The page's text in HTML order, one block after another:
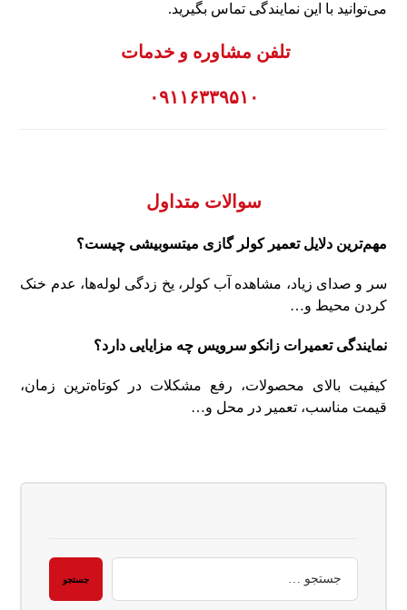
می‌توانید با این نمایندگی تماس بگیرید.
تلفن مشاوره و خدمات
۰۹۱۱۶۳۳۹۵۱۰
سوالات متداول
مهم‌ترین دلایل تعمیر کولر گازی میتسوبیشی چیست؟
سر و صدای زیاد، مشاهده آب کولر، یخ زدگی لوله‌ها، عدم خنک
کردن محیط و…
نمایندگی تعمیرات زانکو سرویس چه مزایایی دارد؟
کیفیت بالای محصولات، رفع مشکلات در کوتاه‌ترین زمان،
قیمت مناسب، تعمیر در محل و…